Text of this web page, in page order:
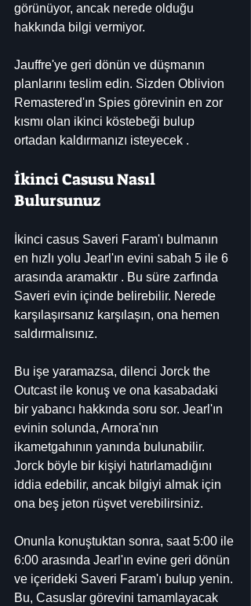
görünüyor, ancak nerede olduğu
hakkında bilgi vermiyor.
Jauffre'ye geri dönün ve düşmanın
planlarını teslim edin. Sizden Oblivion
Remastered'ın Spies görevinin en zor
kısmı olan ikinci köstebeği bulup
ortadan kaldırmanızı isteyecek .
İkinci Casusu Nasıl
Bulursunuz
İkinci casus Saveri Faram'ı bulmanın
en hızlı yolu Jearl'ın evini sabah 5 ile 6
arasında aramaktır . Bu süre zarfında
Saveri evin içinde belirebilir. Nerede
karşılaşırsanız karşılaşın, ona hemen
saldırmalısınız.
Bu işe yaramazsa, dilenci Jorck the
Outcast ile konuş ve ona kasabadaki
bir yabancı hakkında soru sor. Jearl'ın
evinin solunda, Arnora'nın
ikametgahının yanında bulunabilir.
Jorck böyle bir kişiyi hatırlamadığını
iddia edebilir, ancak bilgiyi almak için
ona beş jeton rüşvet verebilirsiniz.
Onunla konuştuktan sonra, saat 5:00 ile
6:00 arasında Jearl'ın evine geri dönün
ve içerideki Saveri Faram'ı bulup yenin.
Bu, Casuslar görevini tamamlayacak